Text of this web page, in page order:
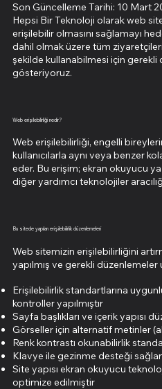
Son Güncelleme Tarihi: 10 Mart
Hepsi Bir Teknoloji olarak web
erişilebilir olmasını sağlamayı
dahil olmak üzere tüm
şekilde kullanabilmesi için
gösteriyoruz.
Web erişilebilirliği nedir?
Web erişilebilirliği, engelli
kullanıcılarla aynı veya benzer
eder. Bu erişim; ekran okuyucu
diğer yardımcı teknolojiler
Bu sitede yapılan erişilebilirlik düzenlemeleri
Web sitemizin erişilebilirliğini
yapılmış ve gerekli düzenlemeler
Erişilebilirlik standartlarına
kontroller yapılmıştır
Sayfa başlıkları ve içerik yapısı
Görseller için alternatif metinler
Renk kontrastı okunabilirlik
Klavye ile gezinme desteği
Site yapısı ekran okuyucu
optimize edilmiştir